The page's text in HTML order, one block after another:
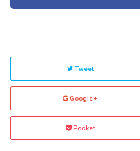
Tweet
Google+
Pocket